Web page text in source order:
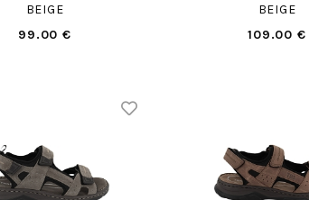
BEIGE
99.00 €
BEIGE
109.00 €